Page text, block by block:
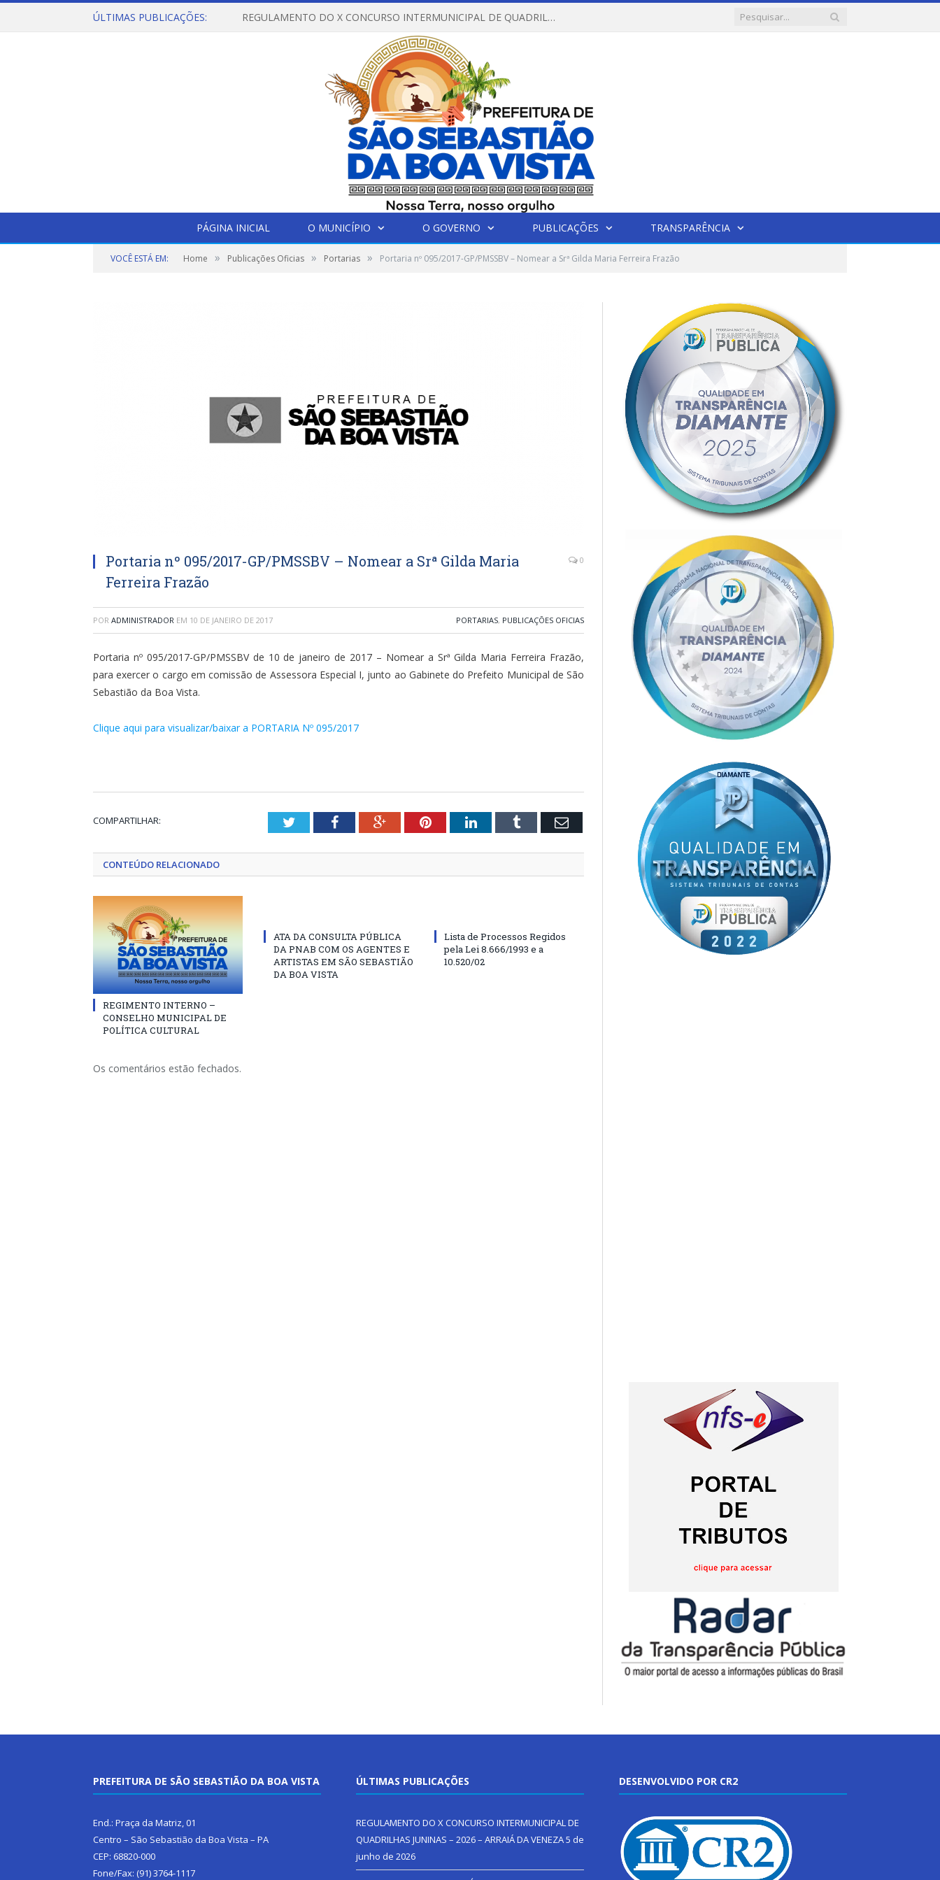
ÚLTIMAS PUBLICAÇÕES: REGULAMENTO DO X CONCURSO INTERMUNICIPAL DE QUADRILHAS JUNINAS – 2026 – ARRAIÁ DA VENEZA
PÁGINA INICIAL O MUNICÍPIO O GOVERNO PUBLICAÇÕES TRANSPARÊNCIA
VOCÊ ESTÁ EM: Home » Publicações Oficias » Portarias » Portaria nº 095/2017-GP/PMSSBV – Nomear a Srª Gilda Maria Ferreira Frazão
Portaria nº 095/2017-GP/PMSSBV – Nomear a Srª Gilda Maria
Ferreira Frazão
0
POR ADMINISTRADOR EM 10 DE JANEIRO DE 2017 PORTARIAS, PUBLICAÇÕES OFICIAS
Portaria nº 095/2017-GP/PMSSBV de 10 de janeiro de 2017 – Nomear a Srª Gilda Maria Ferreira Frazão,
para exercer o cargo em comissão de Assessora Especial I, junto ao Gabinete do Prefeito Municipal de São
Sebastião da Boa Vista.
Clique aqui para visualizar/baixar a PORTARIA Nº 095/2017
COMPARTILHAR: TwitterFacebookGoogle+PinterestLinkedInTumblr Email
CONTEÚDO RELACIONADO
REGIMENTO INTERNO –
CONSELHO MUNICIPAL DE
POLÍTICA CULTURAL
ATA DA CONSULTA PÚBLICA
DA PNAB COM OS AGENTES E
ARTISTAS EM SÃO SEBASTIÃO
DA BOA VISTA
Lista de Processos Regidos
pela Lei 8.666/1993 e a
10.520/02
Os comentários estão fechados.
PREFEITURA DE SÃO SEBASTIÃO DA BOA VISTA
End.: Praça da Matriz, 01
Centro – São Sebastião da Boa Vista – PA
CEP: 68820-000
Fone/Fax: (91) 3764-1117
ÚLTIMAS PUBLICAÇÕES
REGULAMENTO DO X CONCURSO INTERMUNICIPAL DE
QUADRILHAS JUNINAS – 2026 – ARRAIÁ DA VENEZA5 de
junho de 2026
DESENVOLVIDO POR CR2